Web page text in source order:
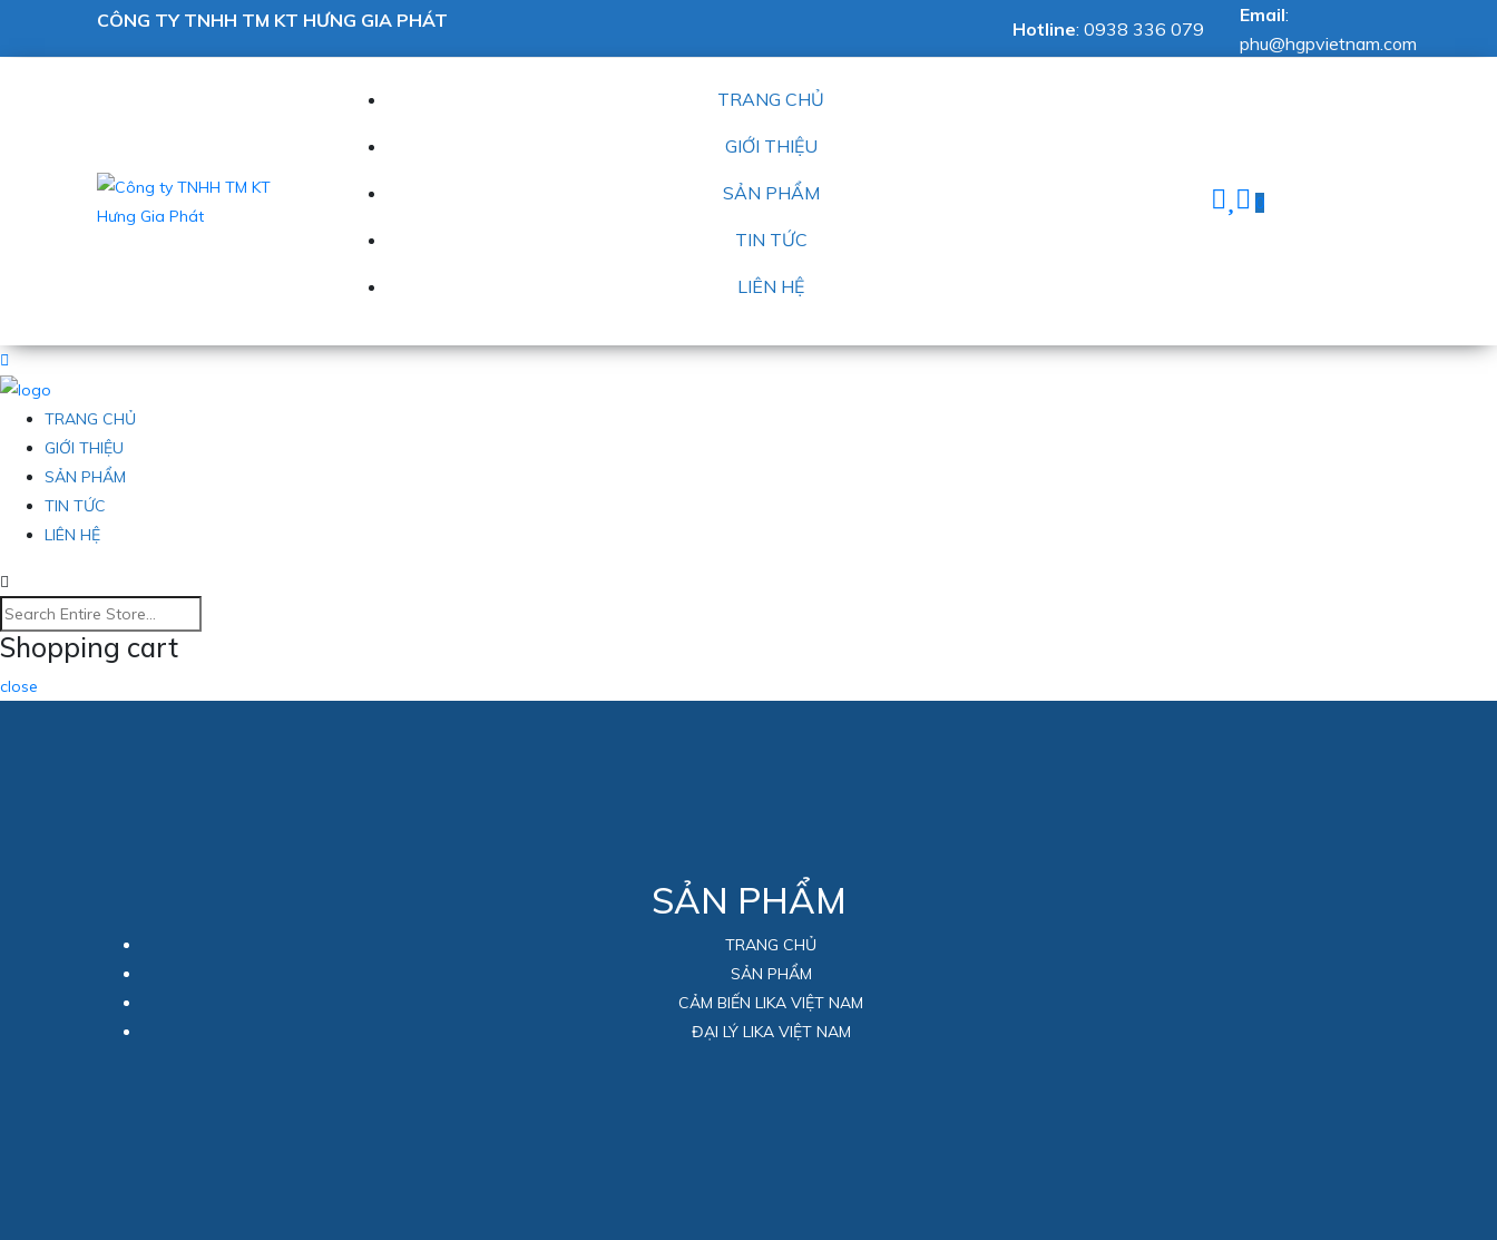
CÔNG TY TNHH TM KT HƯNG GIA PHÁT Hotline: 0938 336 079
Email:
phu@hgpvietnam.com
TRANG CHỦ
GIỚI THIỆU
SẢN PHẨM
TIN TỨC
LIÊN HỆ
0
TRANG CHỦ
GIỚI THIỆU
SẢN PHẨM
TIN TỨC
LIÊN HỆ
Shopping cart
close
SẢN PHẨM
TRANG CHỦ
SẢN PHẨM
CẢM BIẾN LIKA VIỆT NAM
ĐẠI LÝ LIKA VIỆT NAM